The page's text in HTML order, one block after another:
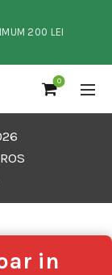
200 LEI
0
in